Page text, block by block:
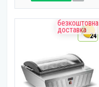
безкоштовна
доставка
24